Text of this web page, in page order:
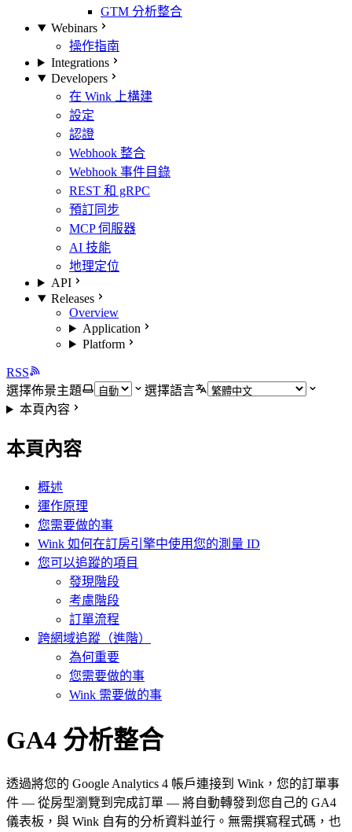
GTM 分析整合
Webinars
操作指南
Integrations
Developers
在 Wink 上構建
設定
認證
Webhook 整合
Webhook 事件目錄
REST 和 gRPC
預訂同步
MCP 伺服器
AI 技能
地理定位
API
Releases
Overview
Application
Platform
RSS
選擇佈景主題
選擇語言
本頁內容
本頁內容
概述
運作原理
您需要做的事
Wink 如何在訂房引擎中使用您的測量 ID
您可以追蹤的項目
發現階段
考慮階段
訂單流程
跨網域追蹤（進階）
為何重要
您需要做的事
Wink 需要做的事
GA4 分析整合
透過將您的 Google Analytics 4 帳戶連接到 Wink，您的訂單事
件 — 從房型瀏覽到完成訂單 — 將自動轉發到您自己的 GA4
儀表板，與 Wink 自有的分析資料並行。無需撰寫程式碼，也